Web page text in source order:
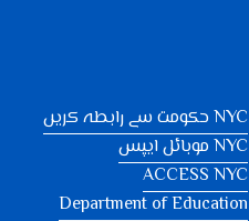
NYC حکومت سے رابطہ کریں
NYC موبائل ایپس
ACCESS NYC
Department of Education